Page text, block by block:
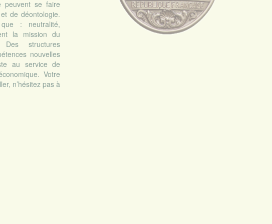
peuvent se faire
de déontologie.
: neutralité,
la mission du
structures
nouvelles
au service de
Votre
n’hésitez pas à